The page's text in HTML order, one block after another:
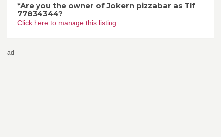
*Are you the owner of Jokern pizzabar as Tlf
77834344?
Click here to manage this listing.
ad